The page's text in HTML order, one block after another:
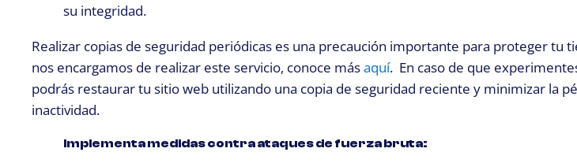
su integridad.
Realizar copias de seguridad periódicas es una precaución importante para proteger tu
nos encargamos de realizar este servicio, conoce másaquí. En caso de que
podrás restaurar tu sitio web utilizando una copia de seguridad reciente y minimizar la
inactividad.
Implementa medidas contra ataques de fuerza bruta: